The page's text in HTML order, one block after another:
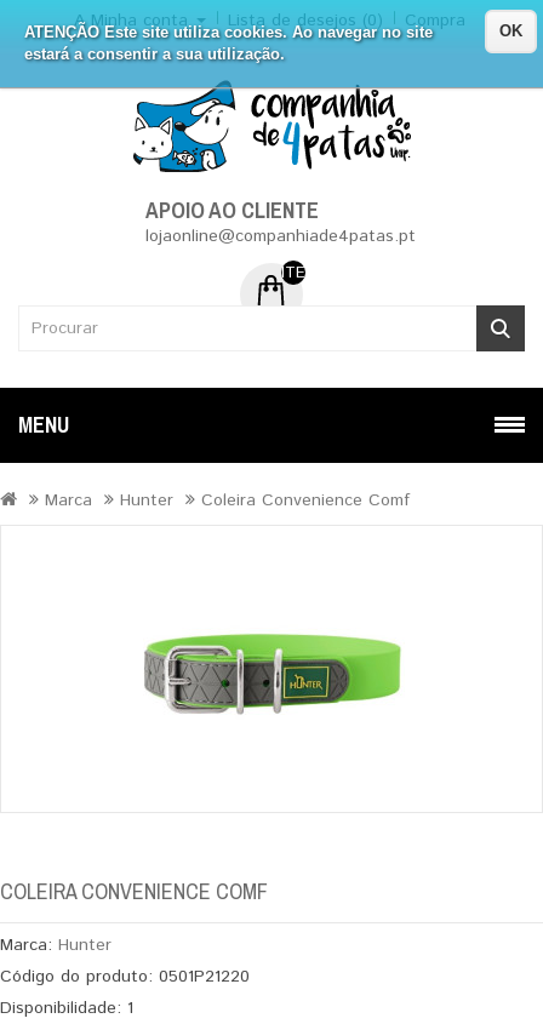
ATENÇÃO Este site utiliza cookies. Ao navegar no site
estará a consentir a sua utilização.
OK
A Minha conta Lista de desejos (0) Compra
APOIO AO CLIENTE
lojaonline@companhiade4patas.pt
ITEM (NS) DE 0 - 0.00€
MENU
Marca Hunter Coleira Convenience Comf
COLEIRA CONVENIENCE COMF
Marca: Hunter
Código do produto: 0501P21220
Disponibilidade: 1